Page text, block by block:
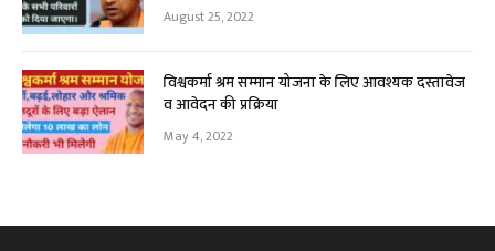
August 25, 2022
विश्वकर्मा श्रम सम्मान योजना के लिए आवश्यक दस्तावेज
व आवेदन की प्रक्रिया
May 4, 2022